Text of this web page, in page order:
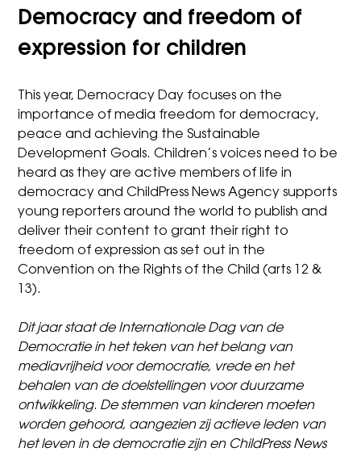
Democracy and freedom of
expression for children
This year, Democracy Day focuses on the
importance of media freedom for democracy,
peace and achieving the Sustainable
Development Goals. Children’s voices need to be
heard as they are active members of life in
democracy and ChildPress News Agency supports
young reporters around the world to publish and
deliver their content to grant their right to
freedom of expression as set out in the
Convention on the Rights of the Child (arts 12 &
13).
Dit jaar staat de Internationale Dag van de
Democratie in het teken van het belang van
mediavrijheid voor democratie, vrede en het
behalen van de doelstellingen voor duurzame
ontwikkeling. De stemmen van kinderen moeten
worden gehoord, aangezien zij actieve leden van
het leven in de democratie zijn en ChildPress News